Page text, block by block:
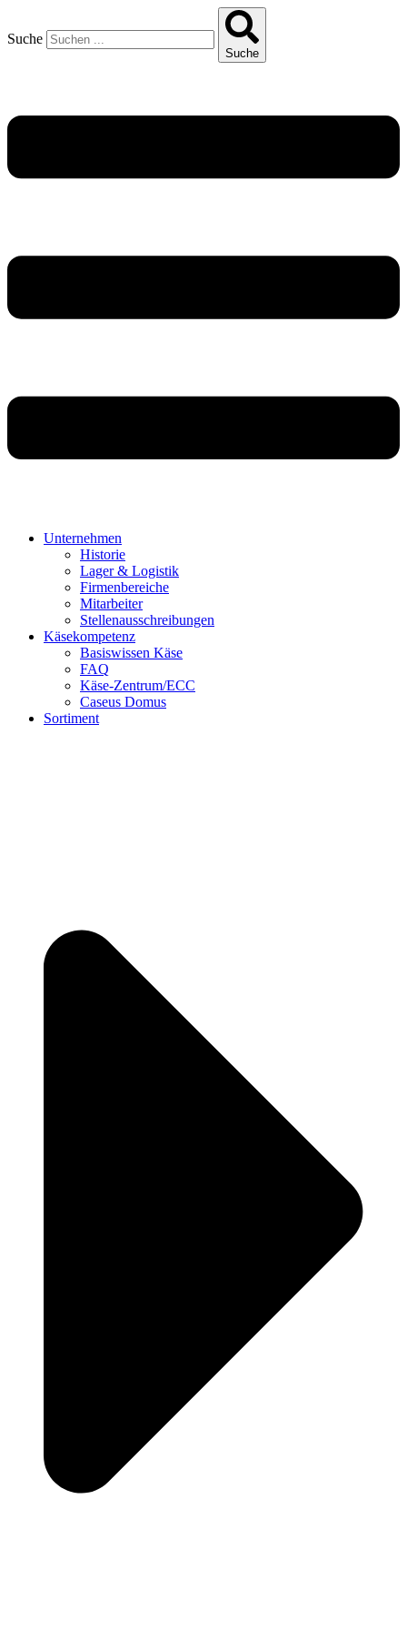
Suche
Suche
Unternehmen
Historie
Lager & Logistik
Firmenbereiche
Mitarbeiter
Stellenausschreibungen
Käsekompetenz
Basiswissen Käse
FAQ
Käse-Zentrum/ECC
Caseus Domus
Sortiment